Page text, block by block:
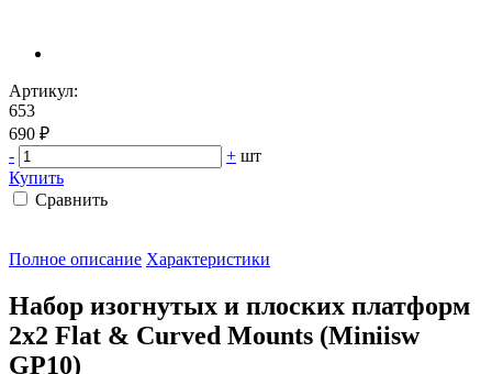
Артикул:
653
690 ₽
-
+ шт
Купить
Сравнить
Полное описание Характеристики
Набор изогнутых и плоских платформ
2x2 Flat & Curved Mounts (Miniisw
GP10)